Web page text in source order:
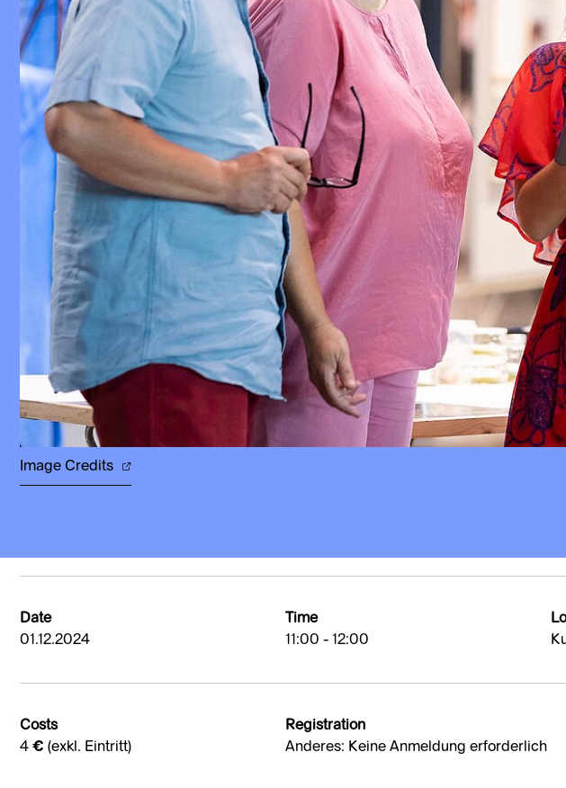
Image Credits
Date
01.12.2024
Time
11:00 - 12:00
Costs
4 € (exkl. Eintritt)
Registration
Anderes: Keine Anmeldung erforderlich